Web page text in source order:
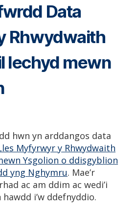
Data
Rhwydwaith
Iechyd mewn
hwn yn arddangos data
Myfyrwyr y Rhwydwaith
Ysgolion o ddisgyblion
yng Nghymru. Mae’r
ac am ddim ac wedi’i
i’w ddefnyddio.